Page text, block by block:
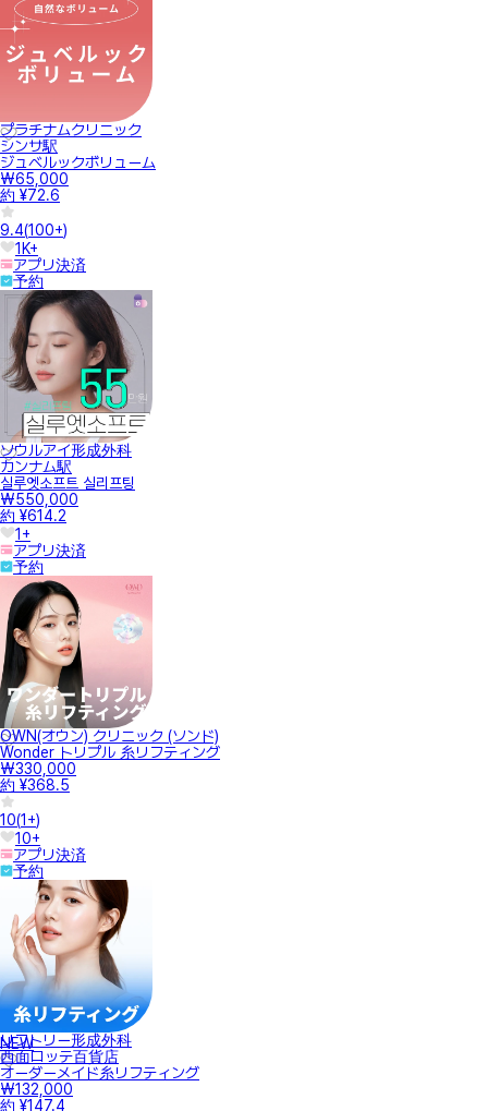
プラチナムクリニック
シンサ駅
ジュベルックボリューム
₩65,000
約 ¥72.6
9.4(100+)
1K+
アプリ決済
予約
ソウルアイ形成外科
カンナム駅
실루엣소프트 실리프팅
₩550,000
約 ¥614.2
1+
アプリ決済
予約
OWN(オウン) クリニック (ソンド)
Wonder トリプル 糸リフティング
₩330,000
約 ¥368.5
10(1+)
10+
アプリ決済
予約
NEW
リフトリー形成外科
西面ロッテ百貨店
オーダーメイド糸リフティング
₩132,000
約 ¥147.4